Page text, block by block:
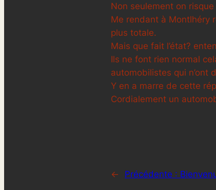
Non seulement on
Me rendant à Montlhéry
plus totale.
Mais que fait l’état?
Ils ne font rien normal
automobilistes qui n’ont
Y en a marre de cette
Cordialement un
← Précédente :